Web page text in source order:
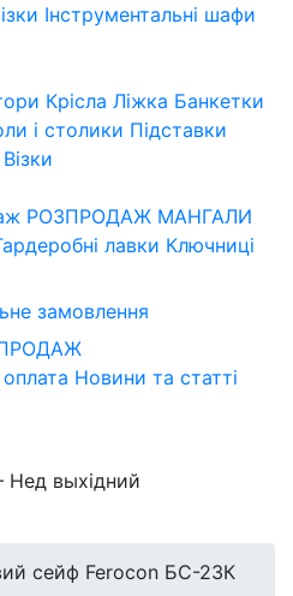
Інструментальні шафи
Крісла Ліжка Банкетки
і столики Підставки
Візки
РОЗПРОДАЖ МАНГАЛИ
лавки Ключниці
замовлення
Новини та статті
Нед выхідний
сейф Ferocon БС-23К